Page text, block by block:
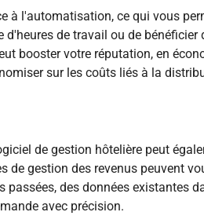
à l'automatisation, ce qui vous
de travail ou de
booster votre réputation, en
sur les coûts liés à la
de gestion hôtelière peut
de gestion des revenus peuvent
des données existantes
avec précision.